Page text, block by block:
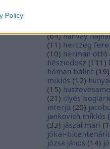
Policy
(64) hanvay
(11 ) herczeg
(10) herman ottó
hésziodosz (111 )
hóman bálint (19)
miklós (12)
(15)
(21 ) illyés
interjú (20)
jankovich miklós (
(33) jászai mari (
jókai-
józsa jános (14)